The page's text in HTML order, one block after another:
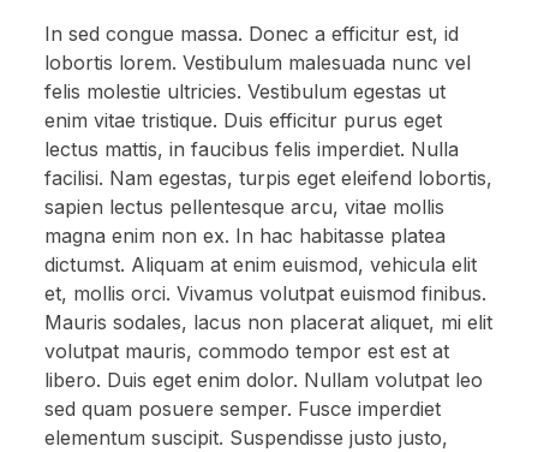
In sed congue massa. Donec a efficitur est, id
lobortis lorem. Vestibulum malesuada nunc vel
felis molestie ultricies. Vestibulum egestas ut
enim vitae tristique. Duis efficitur purus eget
lectus mattis, in faucibus felis imperdiet. Nulla
facilisi. Nam egestas, turpis eget eleifend lobortis,
sapien lectus pellentesque arcu, vitae mollis
magna enim non ex. In hac habitasse platea
dictumst. Aliquam at enim euismod, vehicula elit
et, mollis orci. Vivamus volutpat euismod finibus.
Mauris sodales, lacus non placerat aliquet, mi elit
volutpat mauris, commodo tempor est est at
libero. Duis eget enim dolor. Nullam volutpat leo
sed quam posuere semper. Fusce imperdiet
elementum suscipit. Suspendisse justo justo,